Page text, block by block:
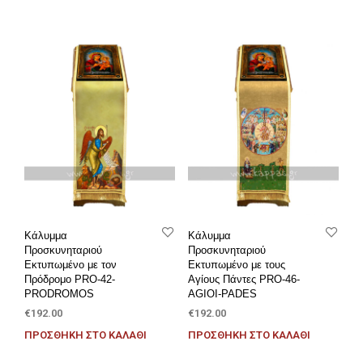
Κάλυμμα
Προσκυνηταριού
Εκτυπωμένο με τον
Πρόδρομο PRO-42-
PRODROMOS
€192.00
ΠΡΟΣΘΉΚΗ ΣΤΟ ΚΑΛΆΘΙ
Κάλυμμα
Προσκυνηταριού
Εκτυπωμένο με τους
Αγίους Πάντες PRO-46-
AGIOI-PADES
€192.00
ΠΡΟΣΘΉΚΗ ΣΤΟ ΚΑΛΆΘΙ